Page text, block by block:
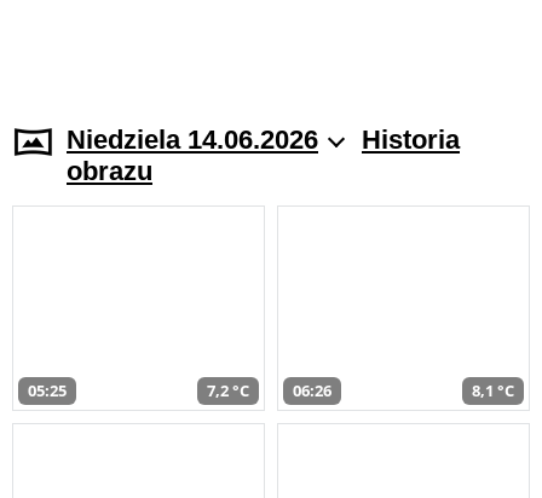
Niedziela 14.06.2026
Historia
obrazu
05:25 7,2 °C 06:26 8,1 °C